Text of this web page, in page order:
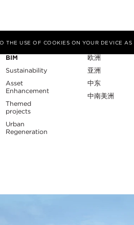
THE USE OF COOKIES ON YOUR DEVICE
专业性
BIM
Sustainability
Asset
Enhancement
Themed
projects
Urban
Regeneration
地区
欧洲
亚洲
中东
中南美洲